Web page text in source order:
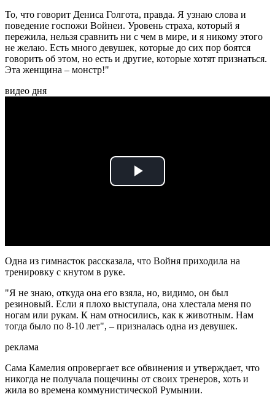
То, что говорит Дениса Голгота, правда. Я узнаю слова и
поведение госпожи Войнеи. Уровень страха, который я
пережила, нельзя сравнить ни с чем в мире, и я никому этого
не желаю. Есть много девушек, которые до сих пор боятся
говорить об этом, но есть и другие, которые хотят признаться.
Эта женщина – монстр!"
видео дня
Play
Одна из гимнасток рассказала, что Войня приходила на
тренировку с кнутом в руке.
"Я не знаю, откуда она его взяла, но, видимо, он был
резиновый. Если я плохо выступала, она хлестала меня по
ногам или рукам. К нам относились, как к животным. Нам
тогда было по 8-10 лет", – призналась одна из девушек.
реклама
Сама Камелия опровергает все обвинения и утверждает, что
никогда не получала пощечины от своих тренеров, хоть и
жила во времена коммунистической Румынии.